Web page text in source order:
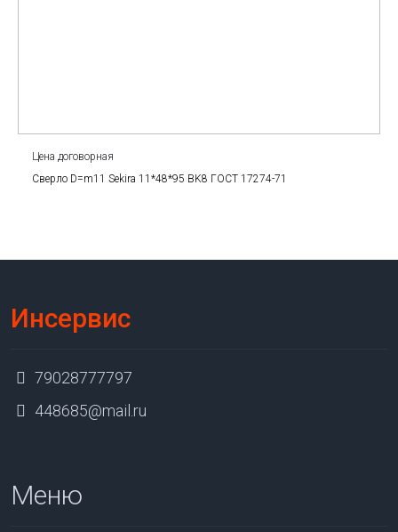
Цена договорная
Сверло D=m11 Sekira 11*48*95 BK8 ГОСТ 17274-71
Инсервис
79028777797
448685@mail.ru
Меню